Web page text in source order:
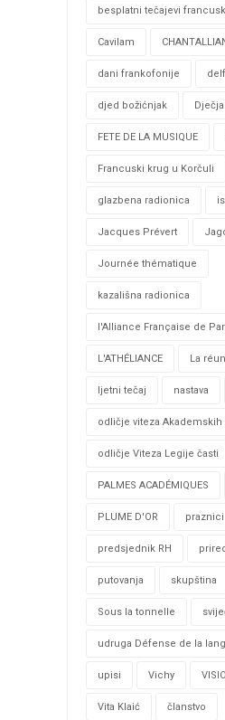
besplatni tečajevi
Cavilam
dani frankofonije delf
djed božićnjak
FETE DE LA MUSIQUE
Francuski krug u Korčuli
glazbena radionica
Jacques Prévert
Journée thématique
kazališna radionica
l'Alliance Française de
L'ATHÉLIANCE La
ljetni tečaj nastava
odličje viteza Akademskih
odličje Viteza Legije časti
PALMES ACADÉMIQUES
PLUME D'OR praznici
predsjednik RH
putovanja skupština
Sous la tonnelle
udruga Défense de la
upisi Vichy
Vita Klaić članstvo